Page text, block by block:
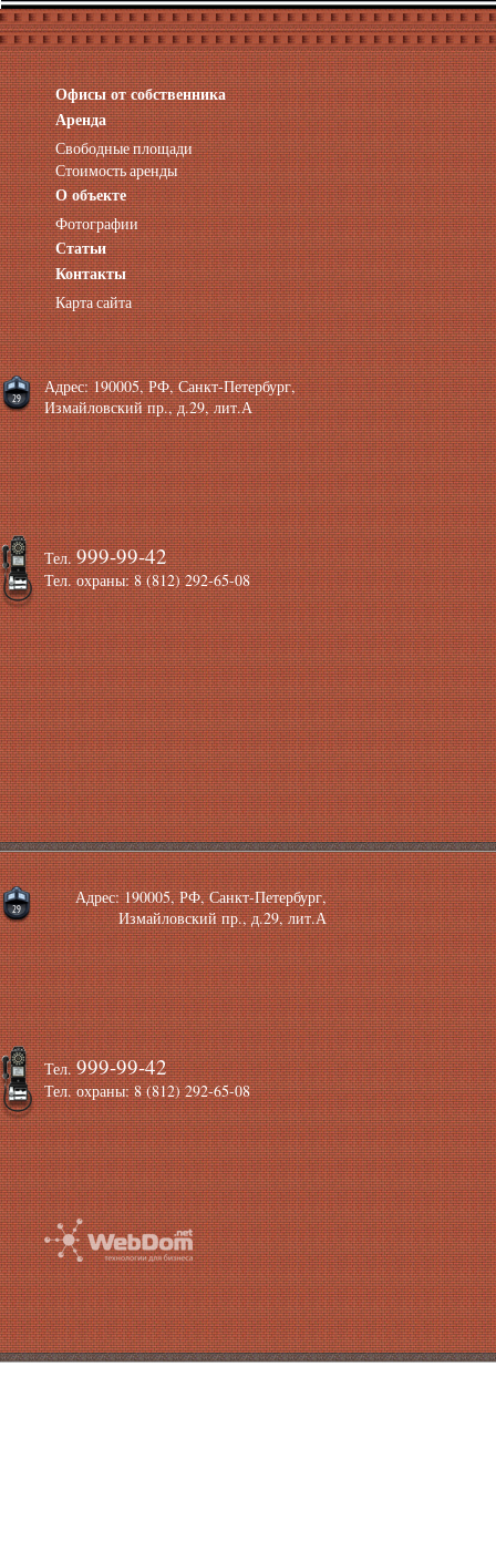
Офисы от собственника
Аренда нежилых помещений
Аренда помещений от собственника
Аренда конференц-зала СПб
Офисы у метро
Офисы в Адмиралтейском районе
Помещения с отдельным входом
Небольшие офисы
Аренда офиса около метро
Снять помещение у метро
Аренда помещений у метро
Аренда помещений район Адмиралтейский
Аренда офиса Технологический институт
Аренда помещений Фрунзенская
Аренда
Свободные площади
Стоимость аренды
О объекте
Фотографии
Статьи
Контакты
Карта сайта
Тел.999-99-42
Тел. охраны: 8 (812) 292-65-08
Адрес: 190005, РФ, Санкт-Петербург,
Измайловский пр., д.29, лит.А
Тел.999-99-42
Тел. охраны: 8 (812) 292-65-08
Адрес: 190005, РФ, Санкт-Петербург,
Измайловский пр., д.29, лит.А